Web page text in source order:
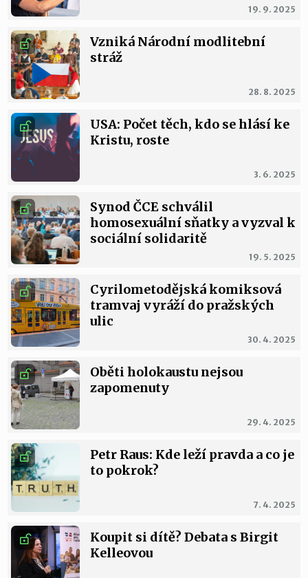
19. 9. 2025
28. 8. 2025
Vzniká Národní modlitební
stráž
3. 6. 2025
USA: Počet těch, kdo se hlásí ke
Kristu, roste
19. 5. 2025
Synod ČCE schválil
homosexuální sňatky a vyzval k
sociální solidaritě
30. 4. 2025
Cyrilometodějská komiksová
tramvaj vyráží do pražských
ulic
29. 4. 2025
Oběti holokaustu nejsou
zapomenuty
7. 4. 2025
Petr Raus: Kde leží pravda a co je
to pokrok?
Koupit si dítě? Debata s Birgit
Kelleovou